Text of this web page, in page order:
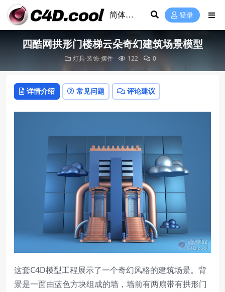
登录
四酷网拱形门楼梯云朵奇幻建筑场景模型
灯具-装饰-摆件 122 0
详情介绍 常见问题 评论建议
这套C4D模型工程展示了一个奇幻风格的建筑场景。背
景是一面由蓝色方块组成的墙，墙前有两扇带有拱形门